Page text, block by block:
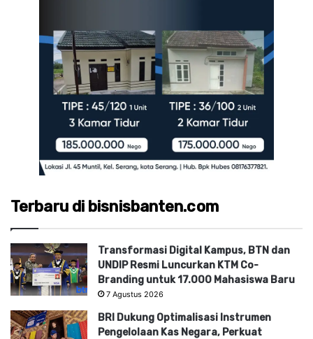
Terbaru di bisnisbanten.com
Transformasi Digital Kampus, BTN dan
UNDIP Resmi Luncurkan KTM Co-
Branding untuk 17.000 Mahasiswa Baru
7 Agustus 2026
BRI Dukung Optimalisasi Instrumen
Pengelolaan Kas Negara, Perkuat